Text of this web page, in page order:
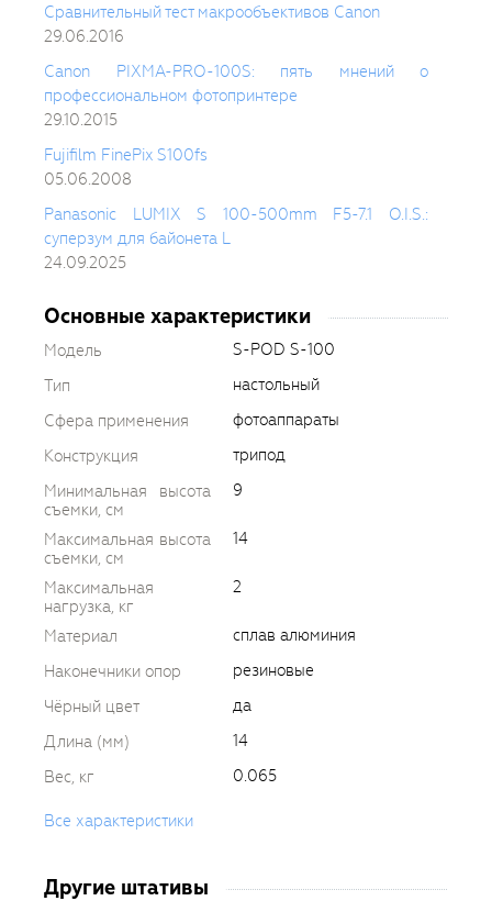
Сравнительный тест макрообъективов Canon
29.06.2016
Canon PIXMA-PRO-100S: пять мнений о
профессиональном фотопринтере
29.10.2015
Fujifilm FinePix S100fs
05.06.2008
Panasonic LUMIX S 100-500mm F5-7.1 O.I.S.:
суперзум для байонета L
24.09.2025
Основные характеристики
Модель
S-POD S-100
Тип
настольный
Сфера применения
фотоаппараты
Конструкция
трипод
Минимальная высота
съемки, см
9
Максимальная высота
съемки, см
14
Максимальная
нагрузка, кг
2
Материал
сплав алюминия
Наконечники опор
резиновые
Чёрный цвет
да
Длина (мм)
14
Вес, кг
0.065
Все характеристики
Другие штативы